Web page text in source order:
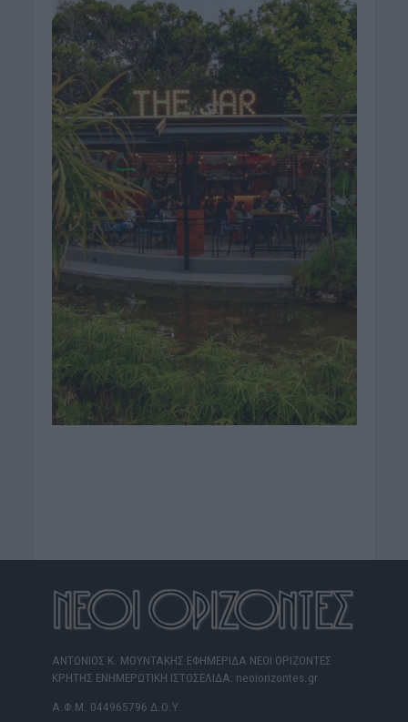
ΑΝΤΩΝΙΟΣ Κ. ΜΟΥΝΤΑΚΗΣ ΕΦΗΜΕΡΙΔΑ ΝΕΟΙ ΟΡΙΖΟΝΤΕΣ
ΚΡΗΤΗΣ ΕΝΗΜΕΡΩΤΙΚΗ ΙΣΤΟΣΕΛΙΔΑ: neoiorizontes.gr
Α.Φ.Μ. 044965796 Δ.Ο.Υ.